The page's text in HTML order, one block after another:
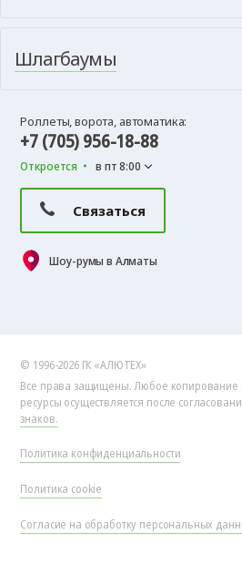
Шлагбаумы
Роллеты, ворота, автоматика:
+7 (705) 956-18-88
Откроется в пт 8:00
Связаться
Шоу-румы в Алматы
© 1996-2026 ГК «АЛЮТЕХ»
Все права защищены. Любое копирование
ресурсы осуществляется после
знаков.
Политика конфиденциальности
Политика cookie
Согласие на обработку персональных